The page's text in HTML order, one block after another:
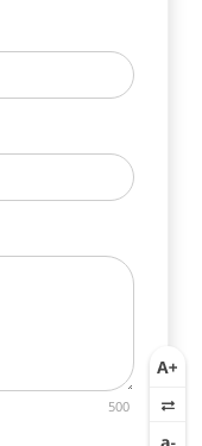
500